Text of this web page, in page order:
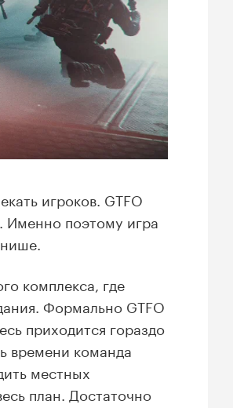
игроков. GTFO
Именно поэтому игра
комплекса, где
Формально GTFO
приходится гораздо
времени команда
местных
план. Достаточно